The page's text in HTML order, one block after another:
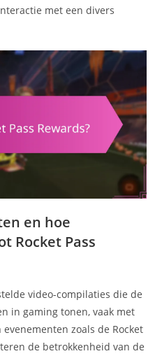
met een divers
en hoe
Rocket Pass
video-compilaties die de
in gaming tonen, vaak met
zoals de Rocket
de betrokkenheid van de